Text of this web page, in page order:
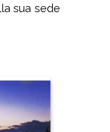
sua sede